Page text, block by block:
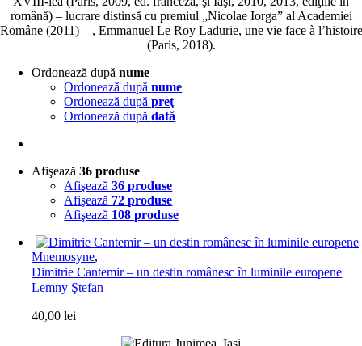
română) – lucrare distinsă cu premiul „Nicolae Iorga” al Academiei
Române (2011) – , Emmanuel Le Roy Ladurie, une vie face à l’histoire
(Paris, 2018).
Ordonează dupănume
Ordonează dupănume
Ordonează dupăpreţ
Ordonează dupădată
Afişează36 produse
Afişează36 produse
Afişează 72 produse
Afişează 108 produse
Mnemosyne,
Dimitrie Cantemir – un destin românesc în luminile europene
Lemny Ştefan
40,00lei